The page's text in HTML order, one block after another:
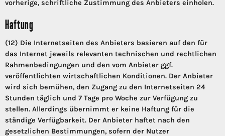
vorherige, schriftliche Zustimmung des Anbieters einholen.
Haftung
(12) Die Internetseiten des Anbieters basieren auf den für
das Internet jeweils relevanten technischen und rechtlichen
Rahmenbedingungen und den vom Anbieter ggf.
veröffentlichten wirtschaftlichen Konditionen. Der Anbieter
wird sich bemühen, den Zugang zu den Internetseiten 24
Stunden täglich und 7 Tage pro Woche zur Verfügung zu
stellen. Allerdings übernimmt er keine Haftung für die
ständige Verfügbarkeit. Der Anbieter haftet nach den
gesetzlichen Bestimmungen, sofern der Nutzer